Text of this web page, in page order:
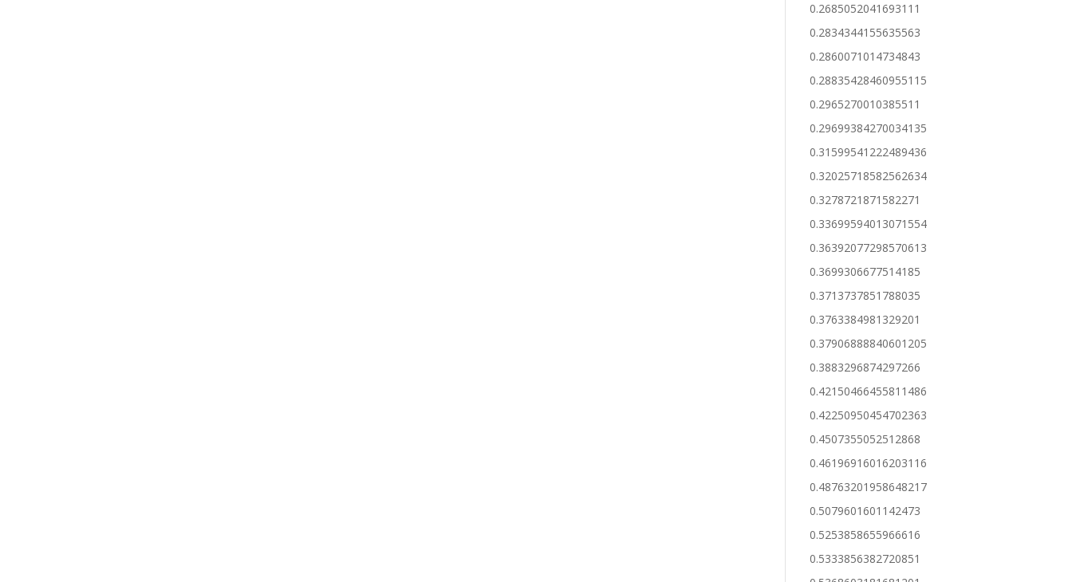
0.2685052041693111
0.2834344155635563
0.2860071014734843
0.28835428460955115
0.2965270010385511
0.29699384270034135
0.31599541222489436
0.32025718582562634
0.3278721871582271
0.33699594013071554
0.36392077298570613
0.3699306677514185
0.3713737851788035
0.3763384981329201
0.37906888840601205
0.3883296874297266
0.42150466455811486
0.42250950454702363
0.4507355052512868
0.46196916016203116
0.48763201958648217
0.5079601601142473
0.5253858655966616
0.5333856382720851